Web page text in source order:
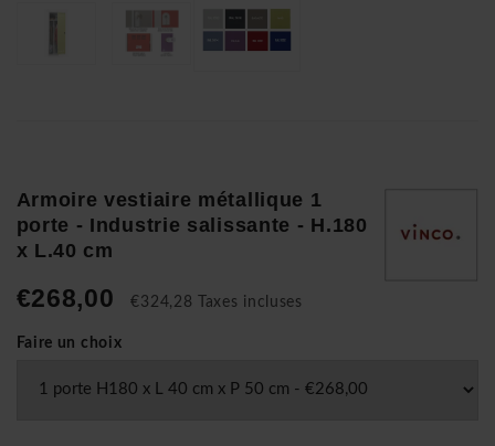
Armoire vestiaire métallique 1
porte - Industrie salissante - H.180
x L.40 cm
€268,00 €324,28 Taxes incluses
Faire un choix